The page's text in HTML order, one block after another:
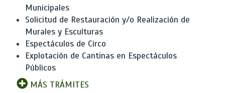
Municipales
Solicitud de Restauración y/o Realización de
Murales y Esculturas
Espectáculos de Circo
Explotación de Cantinas en Espectáculos
Públicos
MÁS TRÁMITES